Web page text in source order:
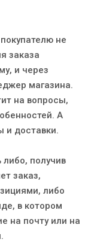
не
заказа
и через
магазина.
на вопросы,
А
и доставки.
либо, получив
заказ,
либо
в котором
на почту или на